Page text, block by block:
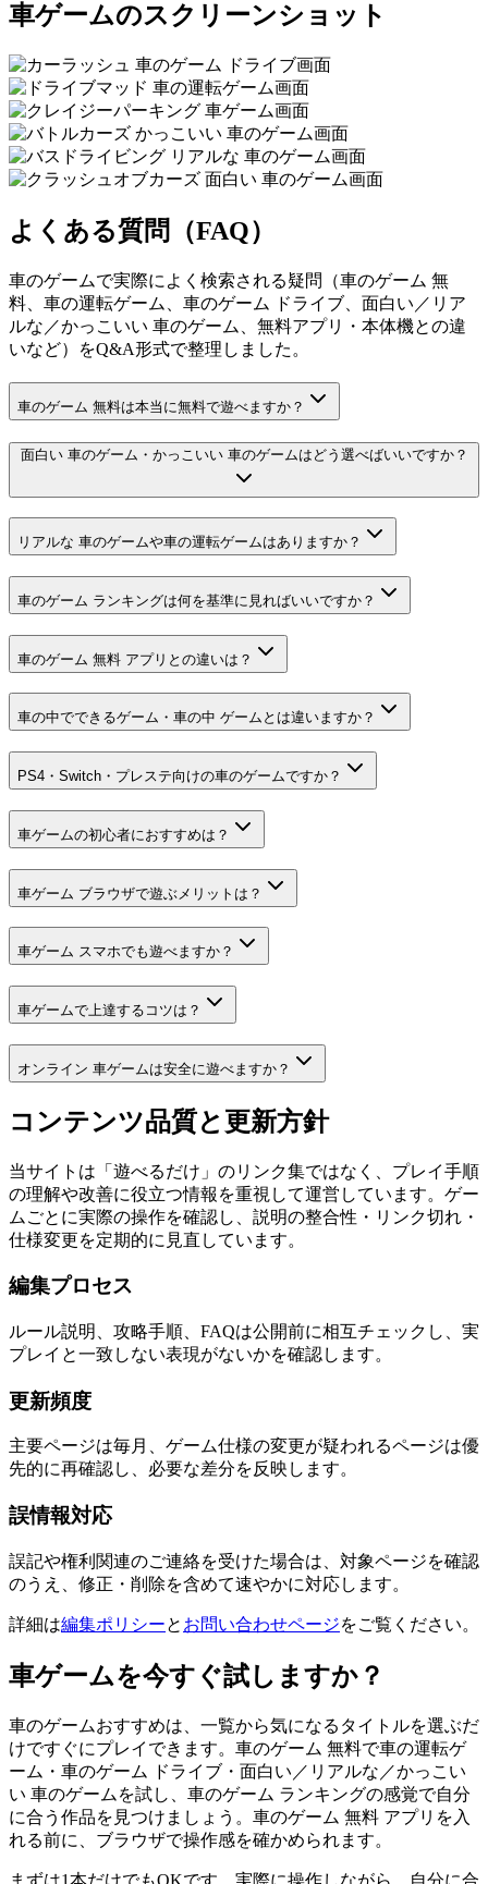
車ゲームのスクリーンショット
よくある質問（FAQ）
車のゲームで実際によく検索される疑問（車のゲーム 無
料、車の運転ゲーム、車のゲーム ドライブ、面白い／リア
ルな／かっこいい 車のゲーム、無料アプリ・本体機との違
いなど）をQ&A形式で整理しました。
車のゲーム 無料は本当に無料で遊べますか？
面白い 車のゲーム・かっこいい 車のゲームはどう選べばいいですか？
リアルな 車のゲームや車の運転ゲームはありますか？
車のゲーム ランキングは何を基準に見ればいいですか？
車のゲーム 無料 アプリとの違いは？
車の中でできるゲーム・車の中 ゲームとは違いますか？
PS4・Switch・プレステ向けの車のゲームですか？
車ゲームの初心者におすすめは？
車ゲーム ブラウザで遊ぶメリットは？
車ゲーム スマホでも遊べますか？
車ゲームで上達するコツは？
オンライン 車ゲームは安全に遊べますか？
コンテンツ品質と更新方針
当サイトは「遊べるだけ」のリンク集ではなく、プレイ手順
の理解や改善に役立つ情報を重視して運営しています。ゲー
ムごとに実際の操作を確認し、説明の整合性・リンク切れ・
仕様変更を定期的に見直しています。
編集プロセス
ルール説明、攻略手順、FAQは公開前に相互チェックし、実
プレイと一致しない表現がないかを確認します。
更新頻度
主要ページは毎月、ゲーム仕様の変更が疑われるページは優
先的に再確認し、必要な差分を反映します。
誤情報対応
誤記や権利関連のご連絡を受けた場合は、対象ページを確認
のうえ、修正・削除を含めて速やかに対応します。
詳細は編集ポリシーと お問い合わせページをご覧ください。
車ゲームを今すぐ試しますか？
車のゲームおすすめは、一覧から気になるタイトルを選ぶだ
けですぐにプレイできます。車のゲーム 無料で車の運転ゲ
ーム・車のゲーム ドライブ・面白い／リアルな／かっこい
い 車のゲームを試し、車のゲーム ランキングの感覚で自分
に合う作品を見つけましょう。車のゲーム 無料 アプリを入
れる前に、ブラウザで操作感を確かめられます。
まずは1本だけでもOKです。実際に操作しながら、自分に合